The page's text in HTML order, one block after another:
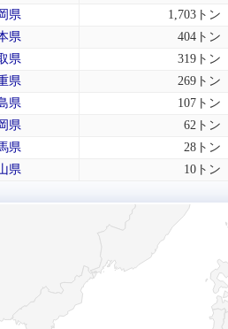
県 1,703トン
県 404トン
県 319トン
県 269トン
県 107トン
県 62トン
県 28トン
県 10トン